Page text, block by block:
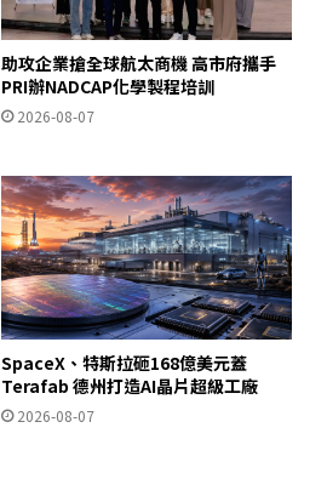
助攻企業搶全球航太商機 高市府攜手
PRI辦NADCAP化學製程培訓
2026-08-07
SpaceX、特斯拉砸168億美元蓋
Terafab 德州打造AI晶片超級工廠
2026-08-07